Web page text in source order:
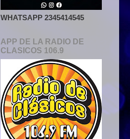
WHATSAPP 2345414545
APP DE LA RADIO DE
CLASICOS 106.9